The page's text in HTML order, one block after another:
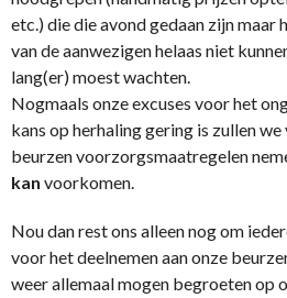
etc.) die die avond gedaan zijn maar
van de aanwezigen helaas niet
lang(er) moest wachten.
Nogmaals onze excuses voor het
kans op herhaling gering is zullen
beurzen voorzorgsmaatregelen
kan voorkomen.
Nou dan rest ons alleen nog om
voor het deelnemen aan onze
weer allemaal mogen begroeten op